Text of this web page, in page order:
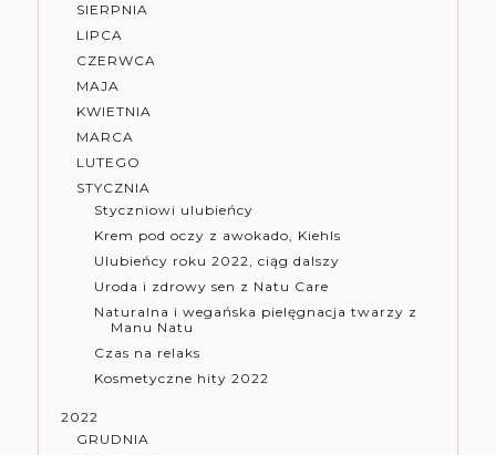
SIERPNIA
LIPCA
CZERWCA
MAJA
KWIETNIA
MARCA
LUTEGO
STYCZNIA
Styczniowi ulubieńcy
Krem pod oczy z awokado, Kiehls
Ulubieńcy roku 2022, ciąg dalszy
Uroda i zdrowy sen z Natu Care
Naturalna i wegańska pielęgnacja twarzy z
Manu Natu
Czas na relaks
Kosmetyczne hity 2022
2022
GRUDNIA